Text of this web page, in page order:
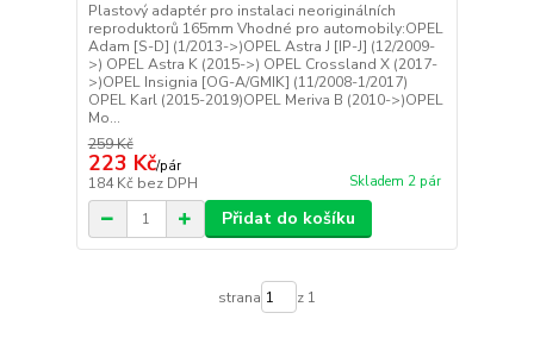
Plastový adaptér pro instalaci neoriginálních
reproduktorů 165mm Vhodné pro automobily:OPEL
Adam [S-D] (1/2013->)OPEL Astra J [IP-J] (12/2009-
>) OPEL Astra K (2015->) OPEL Crossland X (2017-
>)OPEL Insignia [OG-A/GMIK] (11/2008-1/2017)
OPEL Karl (2015-2019)OPEL Meriva B (2010->)OPEL
Mo...
259 Kč
223 Kč/pár
184 Kč bez DPH Skladem 2 pár
Přidat do košíku
strana z 1